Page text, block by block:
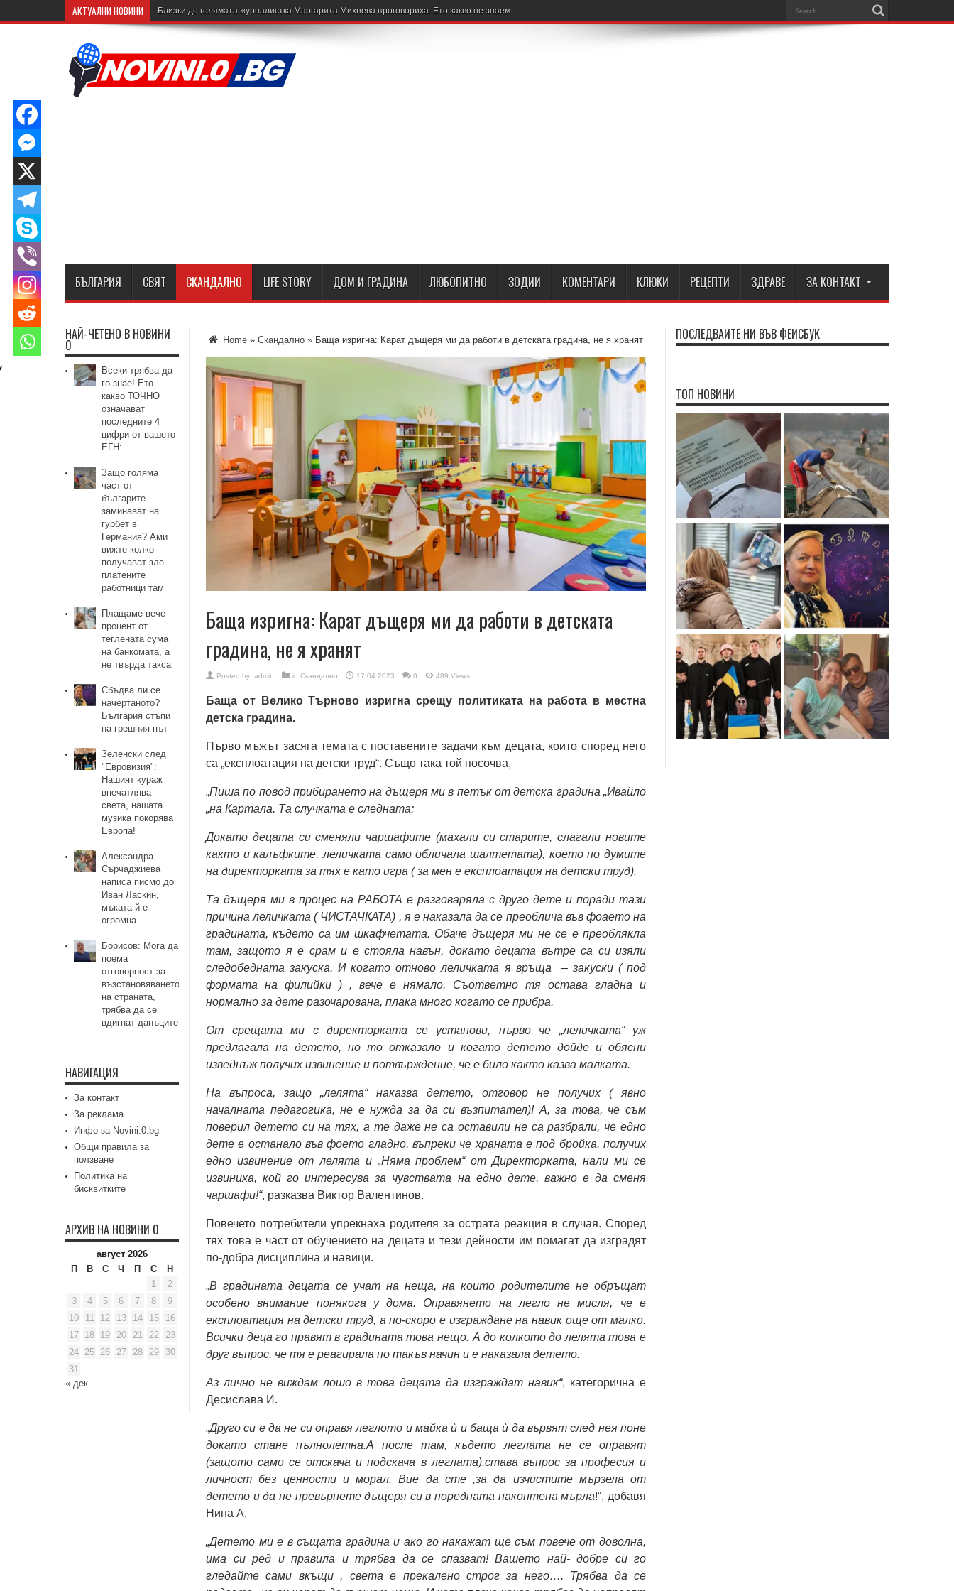
АКТУАЛНИ НОВИНИ Близки до голямата журналистка Маргарита Михнева проговориха. Ето какво не знаем
БЪЛГАРИЯ СВЯТ СКАНДАЛНО LIFE STORY ДОМ И ГРАДИНА ЛЮБОПИТНО ЗОДИИ КОМЕНТАРИ КЛЮКИ РЕЦЕПТИ ЗДРАВЕ ЗА КОНТАКТ
Home » Скандално » Баща изригна: Карат дъщеря ми да работи в детската градина, не я хранят
Баща изригна: Карат дъщеря ми да работи в детската
градина, не я хранят
Posted by: admin in Скандално 17.04.2023 0 489 Views
Баща от Велико Търново изригна срещу политиката на работа в местна
детска градина.
Първо мъжът засяга темата с поставените задачи към децата, които според него
са „експлоатация на детски труд“. Също така той посочва,
„Пиша по повод прибирането на дъщеря ми в петък от детска градина „Ивайло
„на Картала. Та случката е следната:
Докато децата си сменяли чаршафите (махали си старите, слагали новите
както и калъфките, леличката само обличала шалтетата), което по думите
на директорката за тях е като игра ( за мен е експлоатация на детски труд).
Та дъщеря ми в процес на РАБОТА е разговаряла с друго дете и поради тази
причина леличката ( ЧИСТАЧКАТА) , я е наказала да се преоблича във фоаето на
градината, където са им шкафчетата. Обаче дъщеря ми не се е преоблякла
там, защото я е срам и е стояла навън, докато децата вътре са си изяли
следобедната закуска. И когато отново леличката я връща – закуски ( под
формата на филийки ) , вече е нямало. Съответно тя остава гладна и
нормално за дете разочарована, плака много когато се прибра.
От срещата ми с директорката се установи, първо че „леличката“ уж
предлагала на детето, но то отказало и когато детето дойде и обясни
изведнъж получих извинение и потвърждение, че е било както казва малката.
На въпроса, защо „лелята“ наказва детето, отговор не получих ( явно
началната педагогика, не е нужда за да си възпитател)! А, за това, че съм
поверил детето си на тях, а те даже не са оставили не са разбрали, че едно
дете е останало във фоето гладно, въпреки че храната е под бройка, получих
едно извинение от лелята и „Няма проблем“ от Директорката, нали ми се
извиниха, кой го интересува за чувствата на едно дете, важно е да сменя
чаршафи!“, разказва Виктор Валентинов.
Повечето потребители упрекнаха родителя за острата реакция в случая. Според
тях това е част от обучението на децата и тези дейности им помагат да изградят
по-добра дисциплина и навици.
„В градината децата се учат на неща, на които родителите не обръщат
особено внимание понякога у дома. Оправянето на легло не мисля, че е
експлоатация на детски труд, а по-скоро е изграждане на навик още от малко.
Всички деца го правят в градината това нещо. А до колкото до лелята това е
друг въпрос, че тя е реагирала по такъв начин и е наказала детето.
Аз лично не виждам лошо в това децата да изграждат навик“, категорична е
Десислава И.
„Друго си е да не си оправя леглото и майка ѝ и баща ѝ да вървят след нея поне
докато стане пълнолетна.А после там, където леглата не се оправят
(защото само се отскача и подскача в леглата),става въпрос за професия и
личност без ценности и морал. Вие да сте ,за да изчистите мързела от
детето и да не превърнете дъщеря си в поредната наконтена мърла!“, добавя
Нина А.
„Детето ми е в същата градина и ако го накажат ще съм повече от доволна,
има си ред и правила и трябва да се спазват! Вашето най- добре си го
гледайте сами вкъщи , света е прекалено строг за него…. Трябва да се
НАЙ-ЧЕТЕНО В НОВИНИ
0
Всеки трябва да
го знае! Ето
какво ТОЧНО
означават
последните 4
цифри от вашето
ЕГН:
Защо голяма
част от
българите
заминават на
гурбет в
Германия? Ами
вижте колко
получават зле
платените
работници там
Плащаме вече
процент от
теглената сума
на банкомата, а
не твърда такса
Сбъдва ли се
начертаното?
България стъпи
на грешния път
Зеленски след
"Евровизия":
Нашият кураж
впечатлява
света, нашата
музика покорява
Европа!
Александра
Сърчаджиева
написа писмо до
Иван Ласкин,
мъката й е
огромна
Борисов: Мога да
поема
отговорност за
възстановяването
на страната,
трябва да се
вдигнат данъците
НАВИГАЦИЯ
За контакт
За реклама
Инфо за Novini.0.bg
Общи правила за
ползване
Политика на
бисквитките
АРХИВ НА НОВИНИ 0
август 2026
П
В С Ч П С
Н
1
2
3
4 5 6 7 8
9
10
11 12 13 14 15
16
17 18 19 20 21 22
23
24 25 26 27 28 29
30
31
« дек.
ПОСЛЕДВАЙТЕ НИ ВЪВ ФЕЙСБУК
ТОП НОВИНИ